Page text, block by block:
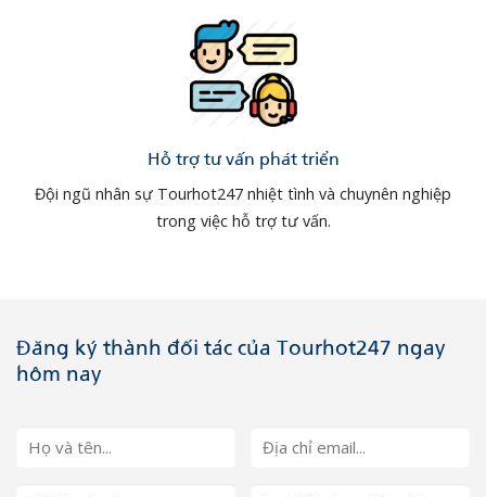
Hỗ trợ tư vấn phát triển
Đội ngũ nhân sự Tourhot247 nhiệt tình và chuynên nghiệp
trong việc hỗ trợ tư vấn.
Đăng ký thành đối tác của Tourhot247 ngay
hôm nay